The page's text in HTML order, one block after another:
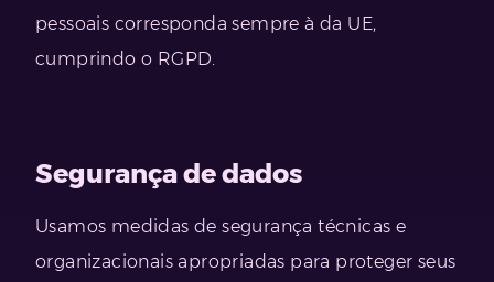
pessoais corresponda sempre à da UE,
cumprindo o RGPD.
Segurança de dados
Usamos medidas de segurança técnicas e
organizacionais apropriadas para proteger seus